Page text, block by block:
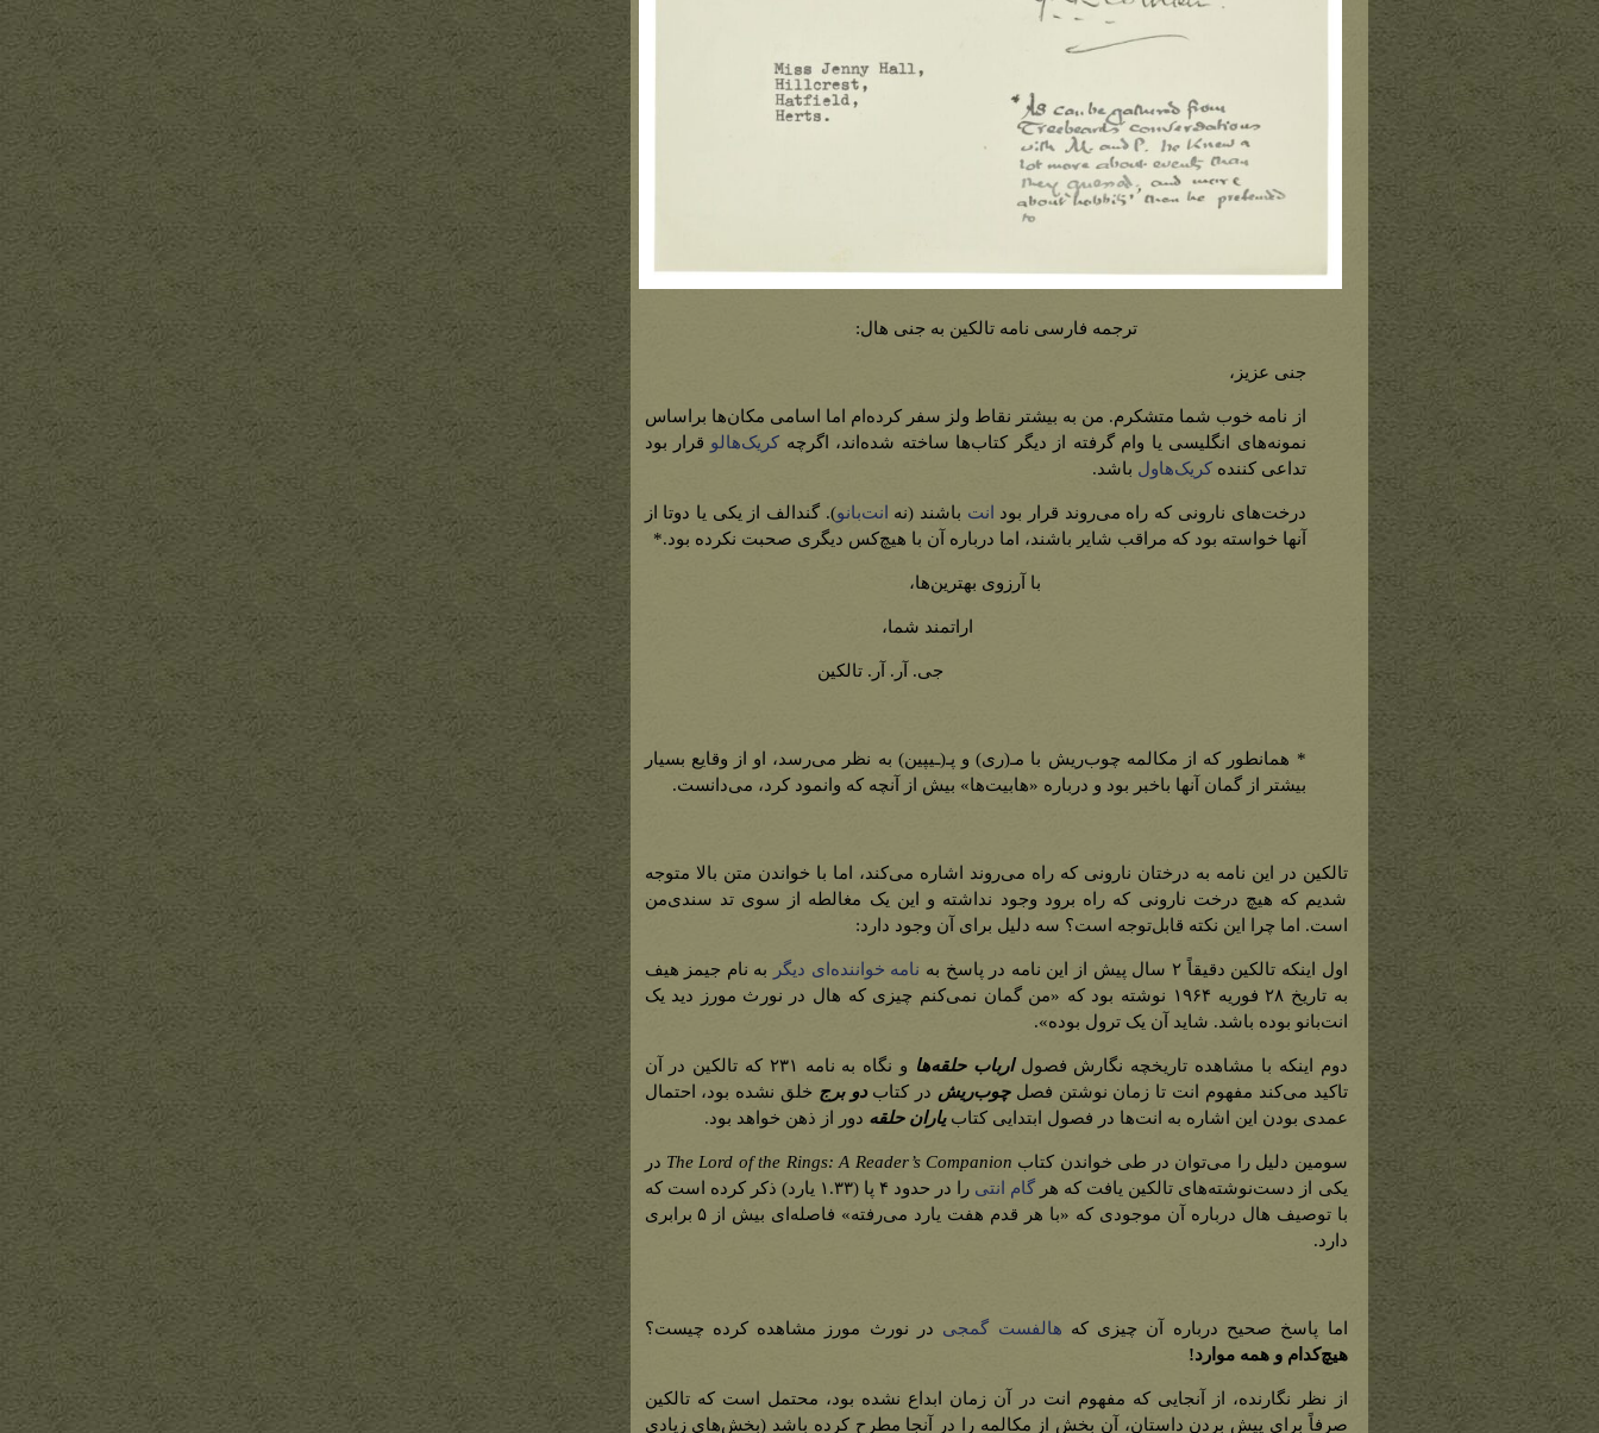
ترجمه فارسی نامه تالکین به جنی هال:
جنی عزیز،
از نامه خوب شما متشکرم. من به بیشتر نقاط ولز سفر کرده‌ام اما اسامی مکان‌ها براساس
نمونه‌های انگلیسی یا وام گرفته از دیگر کتاب‌ها ساخته شده‌اند، اگرچه کریک‌هالو قرار بود
تداعی کنندهکریک‌هاول باشد.
درخت‌های نارونی که راه می‌روند قرار بود انت باشند (نه انت‌بانو). گندالف از یکی یا دوتا از
آنها خواسته بود که مراقب شایر باشند، اما درباره آن با هیچ‌کس دیگری صحبت نکرده بود.*
با آرزوی بهترین‌ها،
اراتمند شما،
جی. آر. آر. تالکین
* همانطور که از مکالمه چوب‌ریش با مـ(ری) و پـ(ـیپین) به نظر می‌رسد، او از وقایع بسیار
بیشتر از گمان آنها باخبر بود و درباره «هابیت‌ها» بیش از آنچه که وانمود کرد، می‌دانست.
تالکین در این نامه به درختان نارونی که راه می‌روند اشاره می‌کند، اما با خواندن متن بالا متوجه
شدیم که هیچ درخت نارونی که راه برود وجود نداشته و این یک مغالطه از سوی تد سندی‌من
است. اما چرا این نکته قابل‌توجه است؟ سه دلیل برای آن وجود دارد:
اول اینکه تالکین دقیقاً ۲ سال پیش از این نامه در پاسخ به نامه خواننده‌ای دیگر
به نام جیمز هیف
به تاریخ ۲۸ فوریه ۱۹۶۴ نوشته بود که «من گمان نمی‌کنم چیزی که هال در نورث مورز دید یک
انت‌بانو بوده باشد. شاید آن یک ترول بوده».
دوم اینکه با مشاهده تاریخچه نگارش فصولارباب حلقه‌ها
و نگاه به نامه ۲۳۱ که تالکین در آن
تاکید می‌کند مفهوم انت تا زمان نوشتن فصلچوب‌ریش در کتابدو برج خلق نشده بود، احتمال
عمدی بودن این اشاره به انت‌ها در فصول ابتدایی کتابیاران حلقه دور از ذهن خواهد بود.
سومین دلیل را می‌توان در طی خواندن کتاب The Lord of the Rings: A Reader’s Companion در
یکی از دست‌نوشته‌های تالکین یافت که هر گام انتی
را در حدود ۴ پا (۱.۳۳ یارد) ذکر کرده است که
با توصیف هال درباره آن موجودی که «با هر قدم هفت یارد می‌رفته» فاصله‌ای بیش از ۵ برابری
دارد.
اما پاسخ صحیح درباره آن چیزی که هالفست گمجی در نورث مورز مشاهده کرده چیست؟
هیچ‌کدام و همه موارد!
از نظر نگارنده، از آنجایی که مفهوم انت در آن زمان ابداع نشده بود، محتمل است که تالکین
صرفاً برای پیش بردن داستان، آن بخش از مکالمه را در آنجا مطرح کرده باشد (بخش‌های زیادی